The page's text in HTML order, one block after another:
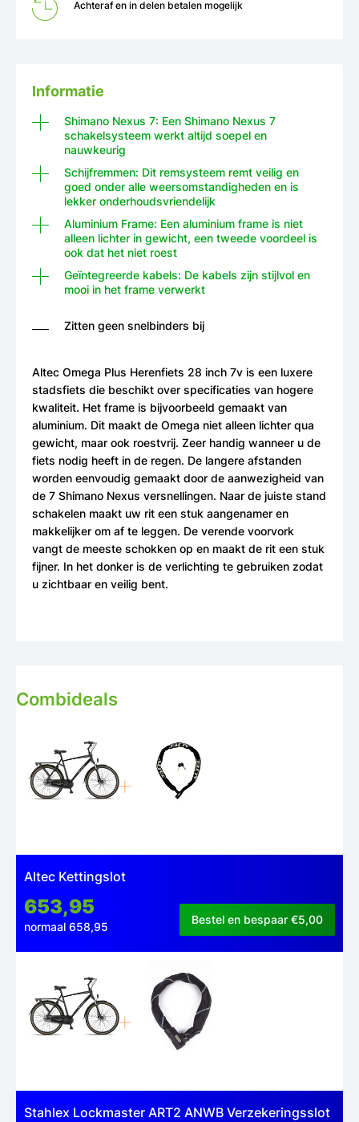
Achteraf en in delen betalen mogelijk
Combideals
Altec Kettingslot
653,95
normaal 658,95
Bestel en bespaar €5,00
Stahlex Lockmaster ART2 ANWB Verzekeringsslot
Informatie
Shimano Nexus 7: Een Shimano Nexus 7
schakelsysteem werkt altijd soepel en
nauwkeurig
Schijfremmen: Dit remsysteem remt veilig en
goed onder alle weersomstandigheden en is
lekker onderhoudsvriendelijk
Aluminium Frame: Een aluminium frame is niet
alleen lichter in gewicht, een tweede voordeel is
ook dat het niet roest
Geïntegreerde kabels: De kabels zijn stijlvol en
mooi in het frame verwerkt
Zitten geen snelbinders bij
Altec Omega Plus Herenfiets 28 inch 7v is een luxere
stadsfiets die beschikt over specificaties van hogere
kwaliteit. Het frame is bijvoorbeeld gemaakt van
aluminium. Dit maakt de Omega niet alleen lichter qua
gewicht, maar ook roestvrij. Zeer handig wanneer u de
fiets nodig heeft in de regen. De langere afstanden
worden eenvoudig gemaakt door de aanwezigheid van
de 7 Shimano Nexus versnellingen. Naar de juiste stand
schakelen maakt uw rit een stuk aangenamer en
makkelijker om af te leggen. De verende voorvork
vangt de meeste schokken op en maakt de rit een stuk
fijner. In het donker is de verlichting te gebruiken zodat
u zichtbaar en veilig bent.